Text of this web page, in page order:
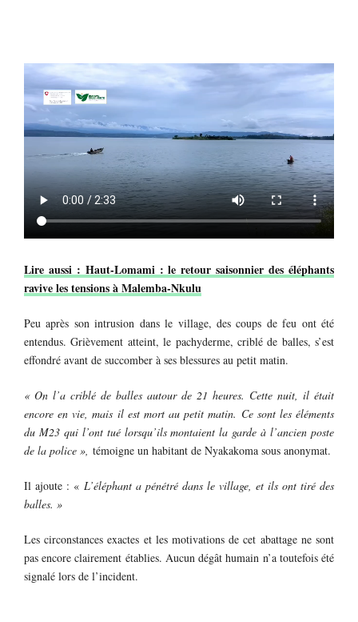
Lire aussi : Haut-Lomami : le retour saisonnier des éléphants
ravive les tensions à Malemba-Nkulu
Peu après son intrusion dans le village, des coups de feu ont été
entendus. Grièvement atteint, le pachyderme, criblé de balles, s’est
effondré avant de succomber à ses blessures au petit matin.
« On l’a criblé de balles autour de 21 heures. Cette nuit, il était
encore en vie, mais il est mort au petit matin. Ce sont les éléments
du M23 qui l’ont tué lorsqu’ils montaient la garde à l’ancien poste
de la police », témoigne un habitant de Nyakakoma sous anonymat.
Il ajoute : « L’éléphant a pénétré dans le village, et ils ont tiré des
balles. »
Les circonstances exactes et les motivations de cet abattage ne sont
pas encore clairement établies. Aucun dégât humain n’a toutefois été
signalé lors de l’incident.